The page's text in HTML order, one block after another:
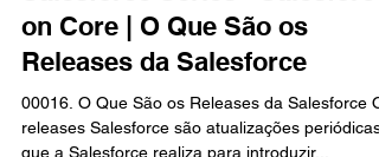
7 de fev. de 2025 2 min de leitura
Salesforce Series - Salesforce
on Core | O Que São os
Releases da Salesforce